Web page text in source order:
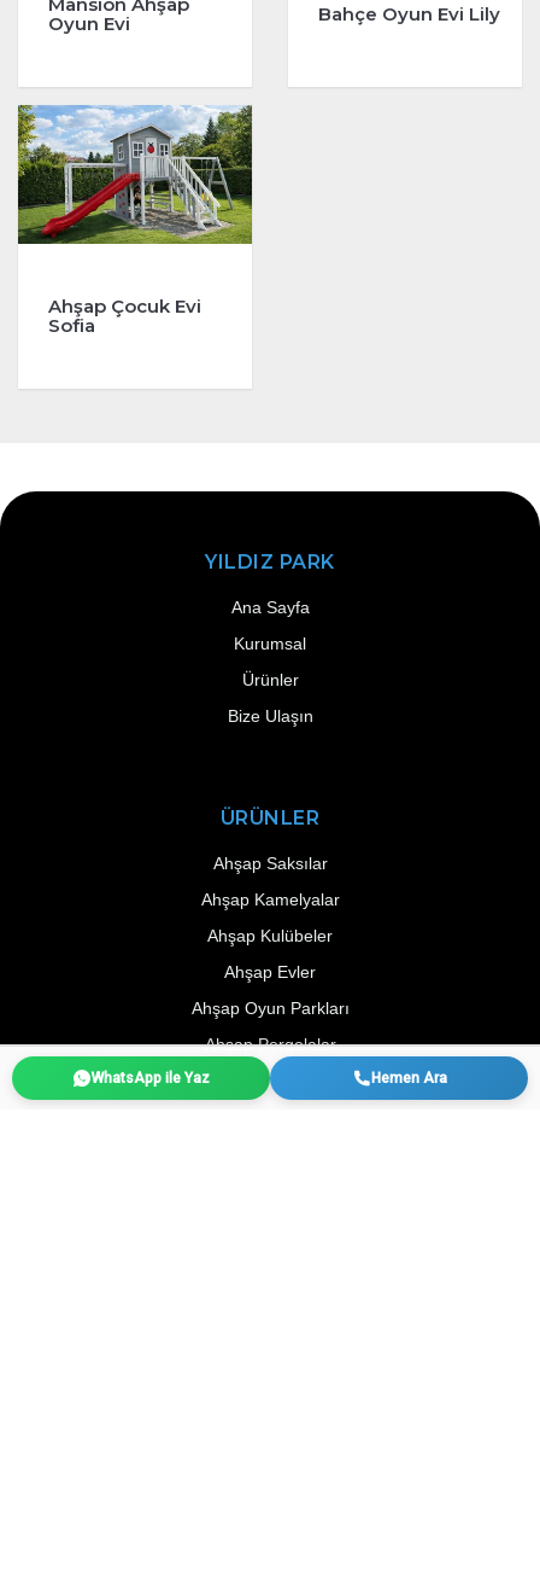
Oyun Evi
Bahçe Oyun Evi Lily
Ahşap Çocuk Evi
Sofia
YILDIZ PARK
Ana Sayfa
Kurumsal
Ürünler
Bize Ulaşın
ÜRÜNLER
Ahşap Saksılar
Ahşap Kamelyalar
Ahşap Kulübeler
Ahşap Evler
Ahşap Oyun Parkları
Ahşap Pergolalar
Ahşap Deckler
WhatsApp ile Yaz Hemen Ara